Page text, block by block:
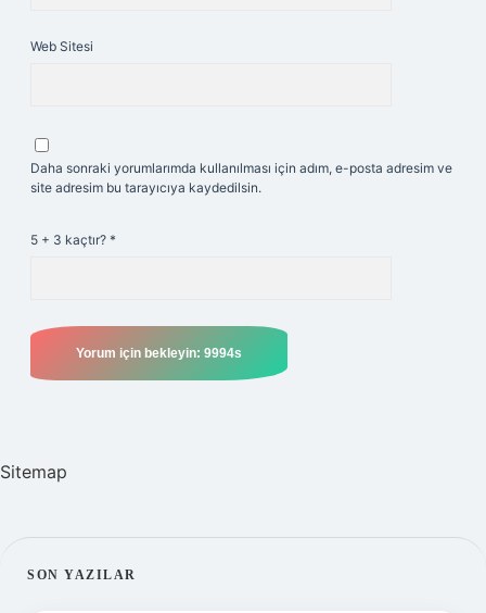
Web Sitesi
Daha sonraki yorumlarımda kullanılması için adım, e-posta adresim ve
site adresim bu tarayıcıya kaydedilsin.
5 + 3 kaçtır? *
Sitemap
SIDEBAR
SON YAZILAR